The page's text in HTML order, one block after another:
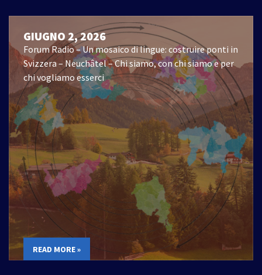
GIUGNO 2, 2026
Forum Radio – Un mosaico di lingue: costruire ponti in
Svizzera – Neuchâtel – Chi siamo, con chi siamo e per
chi vogliamo esserci
READ MORE »